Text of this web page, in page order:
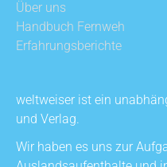
Über uns
Handbuch Fernweh
Erfahrungsberichte
weltweiser ist ein
und Verlag.
Wir haben es uns zur